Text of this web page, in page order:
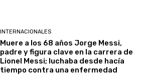
INTERNACIONALES
Muere a los 68 años Jorge Messi,
padre y figura clave en la carrera de
Lionel Messi; luchaba desde hacía
tiempo contra una enfermedad